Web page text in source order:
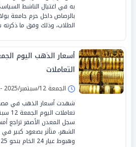
به في اغتيال الناشط
بالرصاص داخل حرم جامعة
الطلاب، وذلك وفق ما
التعاملات
الجمعة 12/سبتمبر/2025 - 01:23 ص
شهدت أسعار الذهب في
سجل المعدن الأصفر تراجع
الشهر، متأثر بصعود كبير في
وهبوط عيار 24 الخام بنحو 25 جنيهًا.